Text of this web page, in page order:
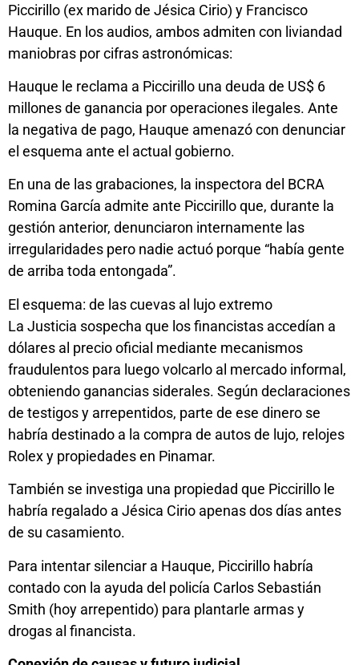
Piccirillo (ex marido de Jésica Cirio) y Francisco
Hauque. En los audios, ambos admiten con liviandad
maniobras por cifras astronómicas:
Hauque le reclama a Piccirillo una deuda de US$ 6
millones de ganancia por operaciones ilegales. Ante
la negativa de pago, Hauque amenazó con denunciar
el esquema ante el actual gobierno.
En una de las grabaciones, la inspectora del BCRA
Romina García admite ante Piccirillo que, durante la
gestión anterior, denunciaron internamente las
irregularidades pero nadie actuó porque “había gente
de arriba toda entongada”.
El esquema: de las cuevas al lujo extremo
La Justicia sospecha que los financistas accedían a
dólares al precio oficial mediante mecanismos
fraudulentos para luego volcarlo al mercado informal,
obteniendo ganancias siderales. Según declaraciones
de testigos y arrepentidos, parte de ese dinero se
habría destinado a la compra de autos de lujo, relojes
Rolex y propiedades en Pinamar.
También se investiga una propiedad que Piccirillo le
habría regalado a Jésica Cirio apenas dos días antes
de su casamiento.
Para intentar silenciar a Hauque, Piccirillo habría
contado con la ayuda del policía Carlos Sebastián
Smith (hoy arrepentido) para plantarle armas y
drogas al financista.